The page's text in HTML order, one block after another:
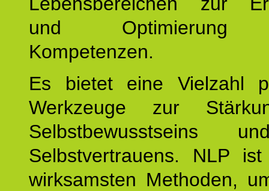
und Optimierung
Kompetenzen.
Es bietet eine Vielzahl
Werkzeuge zur
Selbstbewusstseins
Selbstvertrauens. NLP
wirksamsten Methoden,